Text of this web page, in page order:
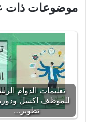
موضوعات ذات
تعليمات الدوام
للموظف اكسل
تطوير…